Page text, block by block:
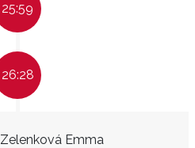
25:59
26:28
Zelenková Emma